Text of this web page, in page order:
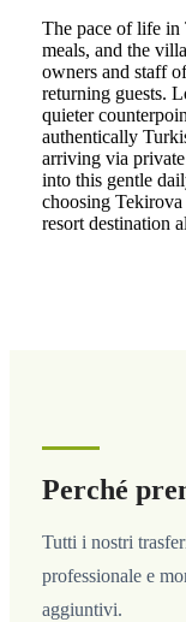
The pace of life in
meals, and the
owners and staff
returning guests.
quieter
authentically
arriving via
into this gentle
choosing Tekirova
resort destination
Perché
Tutti i nostri
professionale e
aggiuntivi.